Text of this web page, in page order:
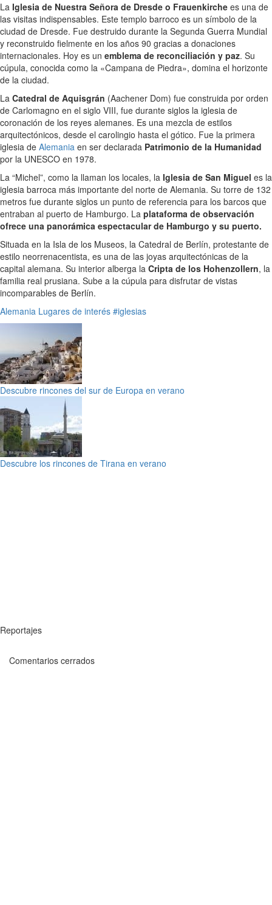
La Iglesia de Nuestra Señora de Dresde o Frauenkirche es una de
las visitas indispensables. Este templo barroco es un símbolo de la
ciudad de Dresde. Fue destruido durante la Segunda Guerra Mundial
y reconstruido fielmente en los años 90 gracias a donaciones
internacionales. Hoy es un emblema de reconciliación y paz. Su
cúpula, conocida como la «Campana de Piedra», domina el horizonte
de la ciudad.
La Catedral de Aquisgrán (Aachener Dom) fue construida por orden
de Carlomagno en el siglo VIII, fue durante siglos la iglesia de
coronación de los reyes alemanes. Es una mezcla de estilos
arquitectónicos, desde el carolingio hasta el gótico. Fue la primera
iglesia de Alemania en ser declarada Patrimonio de la Humanidad
por la UNESCO en 1978.
La “Michel”, como la llaman los locales, la Iglesia de San Miguel es la
iglesia barroca más importante del norte de Alemania. Su torre de 132
metros fue durante siglos un punto de referencia para los barcos que
entraban al puerto de Hamburgo. La plataforma de observación
ofrece una panorámica espectacular de Hamburgo y su puerto.
Situada en la Isla de los Museos, la Catedral de Berlín, protestante de
estilo neorrenacentista, es una de las joyas arquitectónicas de la
capital alemana. Su interior alberga la Cripta de los Hohenzollern, la
familia real prusiana. Sube a la cúpula para disfrutar de vistas
incomparables de Berlín.
Alemania Lugares de interés #iglesias
Descubre rincones del sur de Europa en verano
Descubre los rincones de Tirana en verano
Reportajes
Comentarios cerrados